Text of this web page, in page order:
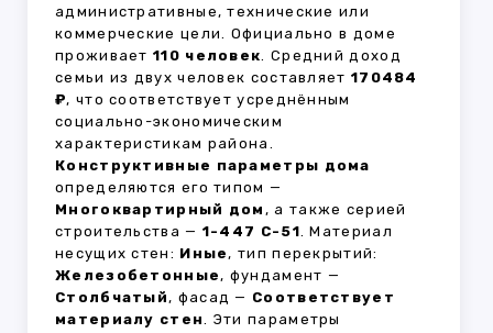
административные, технические или
коммерческие цели. Официально в доме
проживает 110 человек. Средний доход
семьи из двух человек составляет 170484
₽, что соответствует усреднённым
социально-экономическим
характеристикам района.
Конструктивные параметры дома
определяются его типом —
Многоквартирный дом , а также серией
строительства — 1-447 С-51. Материал
несущих стен: Иные, тип перекрытий:
Железобетонные, фундамент —
Столбчатый, фасад — Соответствует
материалу стен. Эти параметры